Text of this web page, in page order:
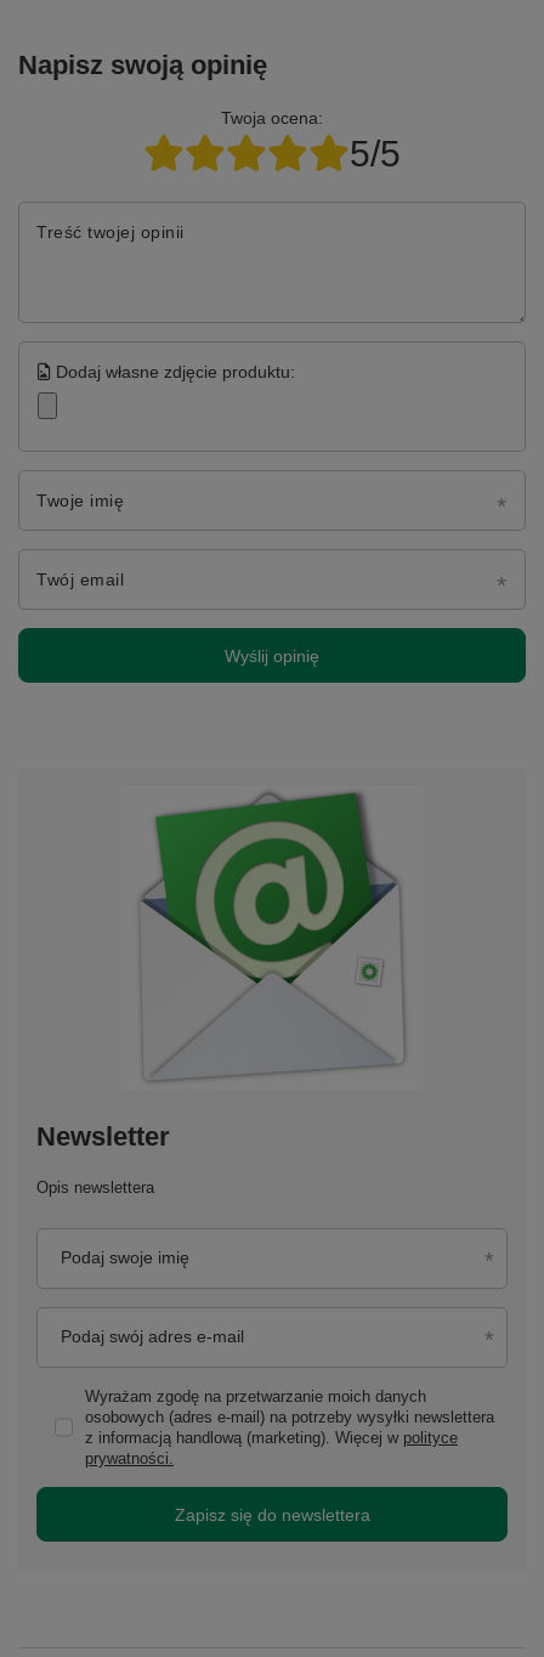
Napisz swoją opinię
Twoja ocena:
5/5
Treść twojej opinii
Dodaj własne zdjęcie produktu:
Twoje imię
Twój email
Wyślij opinię
Newsletter
Opis newslettera
Podaj swoje imię
Podaj swój adres e-mail
Wyrażam zgodę na przetwarzanie moich danych
osobowych (adres e-mail) na potrzeby wysyłki newslettera
z informacją handlową (marketing). Więcej w polityce
prywatności.
Zapisz się do newslettera